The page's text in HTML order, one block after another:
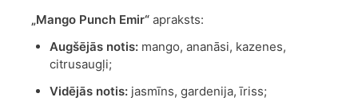
„Mango Punch Emir“ apraksts:
Augšējās notis:mango, ananāsi, kazenes,
citrusaugļi;
Vidējās notis:jasmīns, gardenija, īriss;